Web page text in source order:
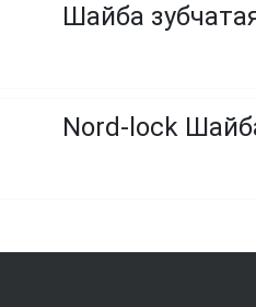
Шайба
Nord-lock